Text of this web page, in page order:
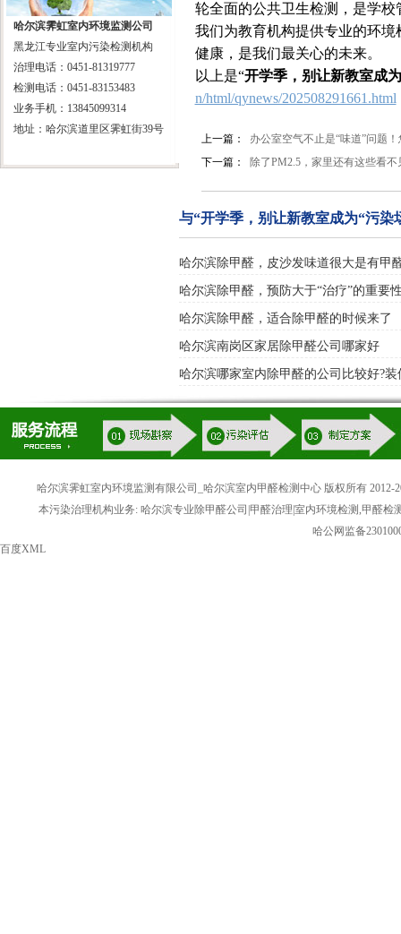
哈尔滨霁虹室内环境监测公司
黑龙江专业室内污染检测机构
治理电话：0451-81319777
检测电话：0451-83153483
业务手机：13845099314
地址：哈尔滨道里区霁虹街39号
轮全面的公共卫生检测，是学
我们为教育机构提供专业的环
健康，是我们最关心的未来。
以上是“开学季，别让新教室成
n/html/qynews/202508291661.html
上一篇：
办公室空气不止是“味道”问题
下一篇：
除了PM2.5，家里还有这些看
与“开学季，别让新教室成为“污
哈尔滨除甲醛，皮沙发味道很大是有甲
哈尔滨除甲醛，预防大于“治疗”的重要
哈尔滨除甲醛，适合除甲醛的时候来了
哈尔滨南岗区家居除甲醛公司哪家好
哈尔滨哪家室内除甲醛的公司比较好?
哈尔滨霁虹室内环境监测有限公司_哈尔滨室内甲醛检测中心 版权所有 2012-
本污染治理机构业务: 哈尔滨专业除甲醛公司|甲醛治理|室内环境检测,甲醛
哈公网监备
百度XML